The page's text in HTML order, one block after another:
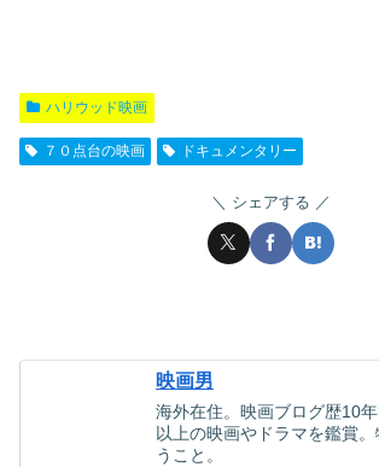
ハリウッド映画
７０点台の映画 ドキュメンタリー
シェアする
映画男
海外在住。映画ブログ歴10
以上の映画やドラマを鑑賞
うこと。